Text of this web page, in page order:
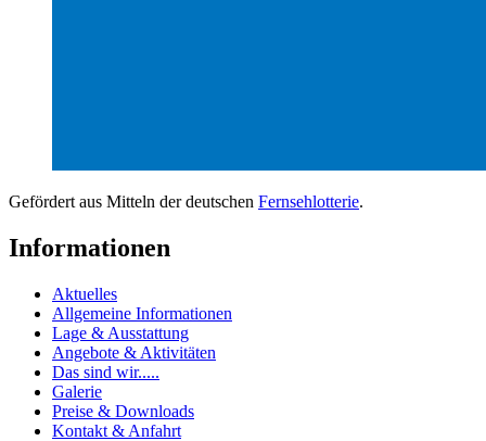
Gefördert aus Mitteln der deutschen Fernsehlotterie.
Informationen
Aktuelles
Allgemeine Informationen
Lage & Ausstattung
Angebote & Aktivitäten
Das sind wir.....
Galerie
Preise & Downloads
Kontakt & Anfahrt